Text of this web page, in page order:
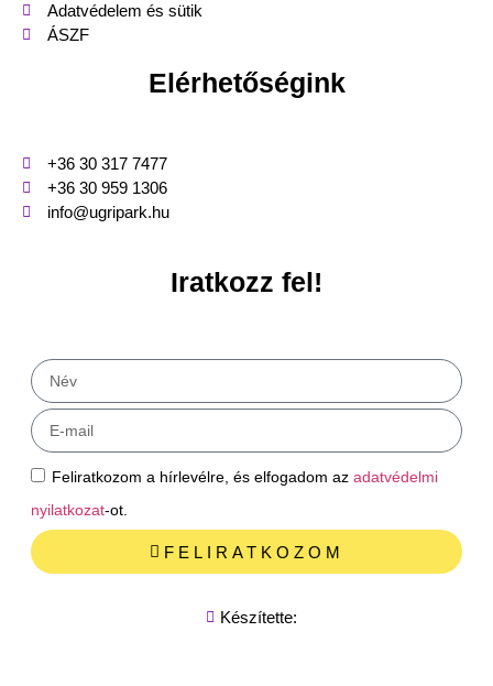
Adatvédelem és sütik
ÁSZF
Elérhetőségink
+36 30 317 7477
+36 30 959 1306
info@ugripark.hu
Iratkozz fel!
Feliratkozom a hírlevélre, és elfogadom azadatvédelmi
nyilatkozat-ot.
FELIRATKOZOM
Készítette: